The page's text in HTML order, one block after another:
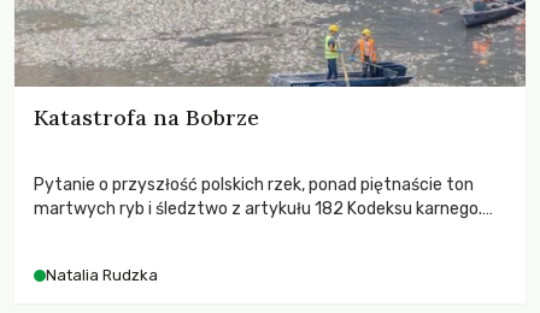
Katastrofa na Bobrze
Pytanie o przyszłość polskich rzek, ponad piętnaście ton
martwych ryb i śledztwo z artykułu 182 Kodeksu karnego.
zdarzeń prowadzących do biologicznej śmierci rzeki.
Natalia Rudzka